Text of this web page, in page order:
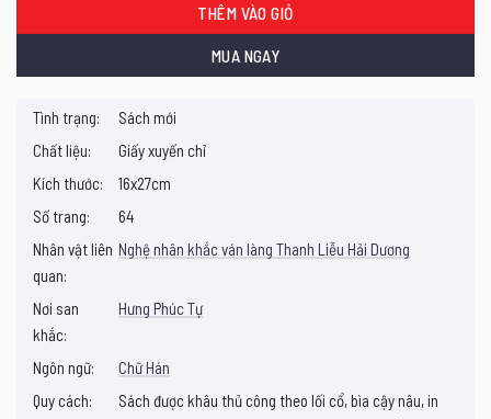
THÊM VÀO GIỎ
MUA NGAY
Tình trạng:
Sách mới
Chất liệu:
Giấy xuyến chỉ
Kích thước:
16x27cm
Số trang:
64
Nhân vật liên
quan:
Nghệ nhân khắc ván làng Thanh Liễu Hải Dương
Nơi san
khắc:
Hưng Phúc Tự
Ngôn ngữ:
Chữ Hán
Quy cách:
Sách được khâu thủ công theo lối cổ, bìa cậy nâu, in